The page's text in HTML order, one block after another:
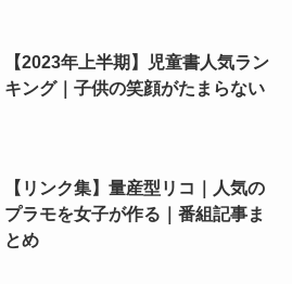
【2023年上半期】児童書人気ラン
キング｜子供の笑顔がたまらない
【リンク集】量産型リコ｜人気の
プラモを女子が作る｜番組記事ま
とめ